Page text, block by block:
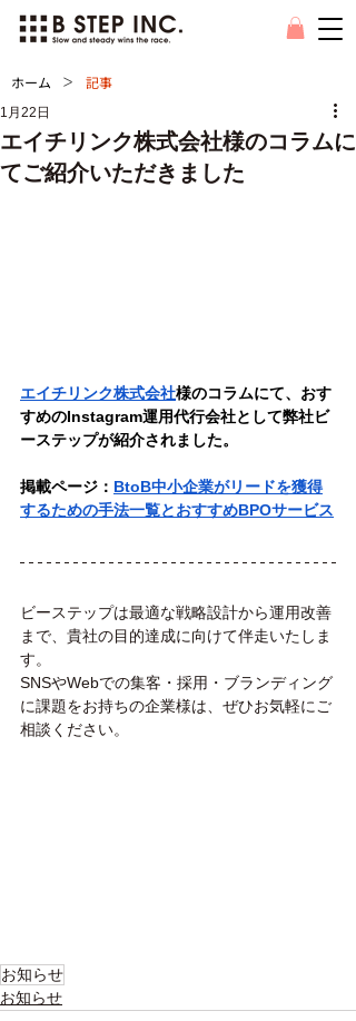
ホーム > 記事
エイチリンク株式会社様のコラムに
てご紹介いただきました
1月22日
エイチリンク株式会社様のコラムにて、おす
すめのInstagram運用代行会社として弊社ビ
ーステップが紹介されました。
掲載ページ： BtoB中小企業がリードを獲得
するための手法一覧とおすすめBPOサービス
ビーステップは最適な戦略設計から運用改善
まで、貴社の目的達成に向けて伴走いたしま
す。
SNSやWebでの集客・採用・ブランディング
に課題をお持ちの企業様は、ぜひお気軽にご
相談ください。
お知らせ
お知らせ